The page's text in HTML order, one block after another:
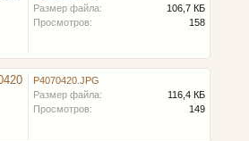
Размер файла:
106,7 КБ
Просмотров:
158
P4070420.JPG
Размер файла:
116,4 КБ
Просмотров:
149